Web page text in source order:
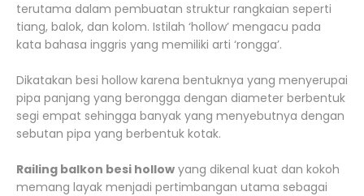
terutama dalam pembuatan struktur rangkaian seperti
tiang, balok, dan kolom. Istilah ‘hollow’ mengacu pada
kata bahasa inggris yang memiliki arti ‘rongga’.
Dikatakan besi hollow karena bentuknya yang menyerupai
pipa panjang yang berongga dengan diameter berbentuk
segi empat sehingga banyak yang menyebutnya dengan
sebutan pipa yang berbentuk kotak.
Railing balkon besi hollow yang dikenal kuat dan kokoh
memang layak menjadi pertimbangan utama sebagai